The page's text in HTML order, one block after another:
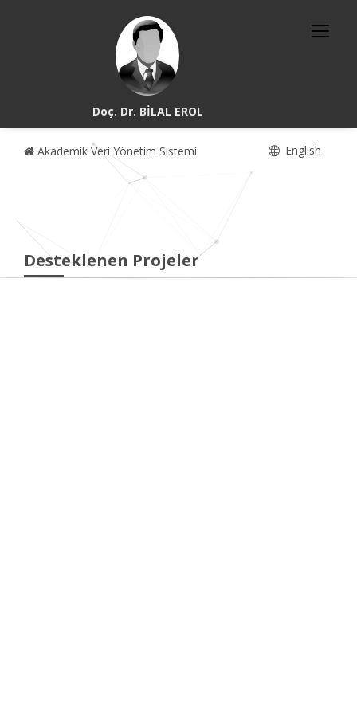
Doç. Dr. BİLAL EROL
Akademik Veri Yönetim Sistemi English
Desteklenen Projeler